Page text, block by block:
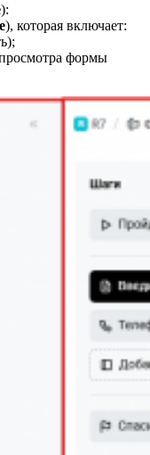
):
), которая включает:
формы